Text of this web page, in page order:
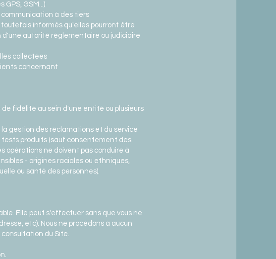
GSM...)
à des tiers
informés qu'elles pourront être
d'une autorité réglementaire ou judiciaire
collectées
concernant
fidélité au sein d'une entité ou plusieurs
gestion des réclamations et du service
produits (sauf consentement des
opérations ne doivent pas conduire à
- origines raciales ou ethniques,
ou santé des personnes).
Elle peut s'effectuer sans que vous ne
etc). Nous ne procédons à aucun
du Site.